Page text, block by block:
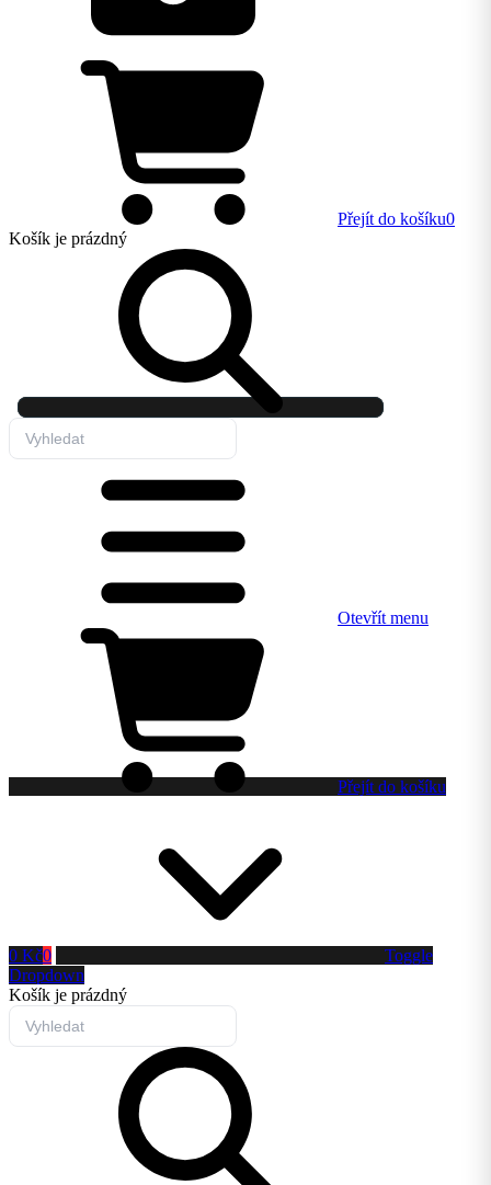
Přejít do košíku0
Košík je prázdný
Otevřít menu
Přejít do košíku
0 Kč0
Toggle
Dropdown
Košík je prázdný